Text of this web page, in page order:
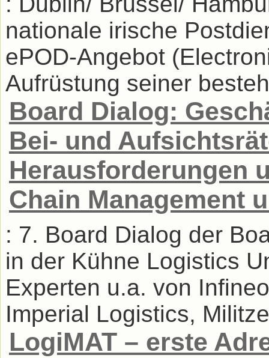
nationale irische
ePOD-Angebot
Aufrüstung seiner
Board Dialog:
Bei- und
Herausforderungen
Chain Management
: 7. Board Dialog der
in der Kühne Logistics
Experten u.a. von
Imperial Logistics,
LogiMAT – erste